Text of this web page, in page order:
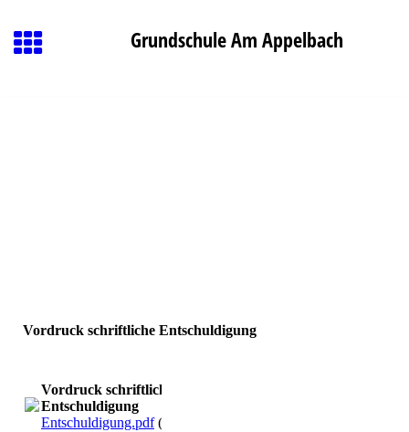
Grundschule Am Appelbach
Vordruck schriftliche Entschuldigung
Vordruck schriftliche
Entschuldigung
Entschuldigung.pdf(15.45KB)